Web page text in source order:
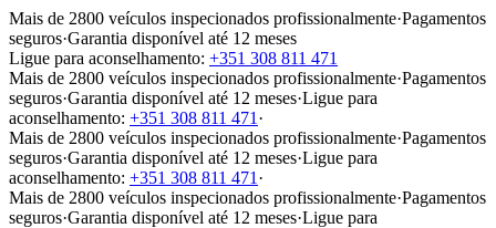
Mais de 2800 veículos inspecionados profissionalmente·Pagamentos
seguros·Garantia disponível até 12 meses
Ligue para aconselhamento: +351 308 811 471
Mais de 2800 veículos inspecionados profissionalmente·Pagamentos
seguros·Garantia disponível até 12 meses·Ligue para
aconselhamento: +351 308 811 471 ·
Mais de 2800 veículos inspecionados profissionalmente·Pagamentos
seguros·Garantia disponível até 12 meses·Ligue para
aconselhamento: +351 308 811 471 ·
Mais de 2800 veículos inspecionados profissionalmente·Pagamentos
seguros·Garantia disponível até 12 meses·Ligue para